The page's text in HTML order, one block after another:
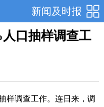
新闻及时报
口抽样调查工
样调查工作。连日来，调